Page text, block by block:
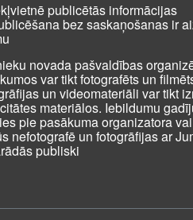
publicētās informācijas
bez saskaņošanas ir
novada pašvaldības
var tikt fotografēts un
un videomateriāli var tikt
materiālos. Iebildumu
pie pasākuma organizatora
nefotografē un fotogrāfijas ar
publiski